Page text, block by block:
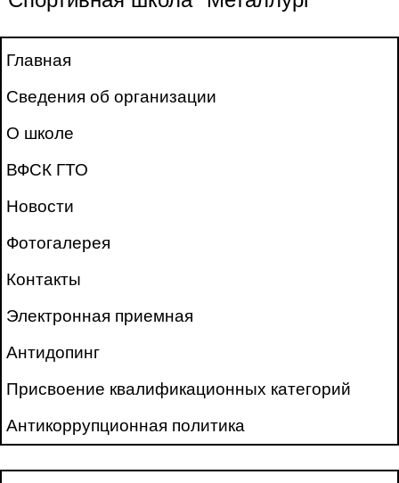
Главная
Сведения об организации
О школе
ВФСК ГТО
Новости
Фотогалерея
Контакты
Электронная приемная
Антидопинг
Присвоение квалификационных категорий
Антикоррупционная политика